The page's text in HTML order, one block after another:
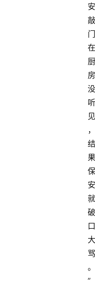
安
敲
门
在
厨
房
没
听
见
，
结
果
保
安
就
破
口
大
骂
。
”